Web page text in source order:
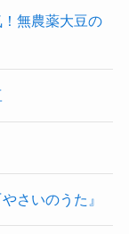
無農薬大豆の
さいのうた』